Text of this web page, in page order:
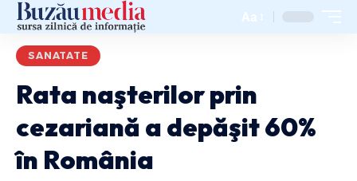
Aa
SANATATE
Rata naşterilor prin
cezariană a depăşit 60%
în România